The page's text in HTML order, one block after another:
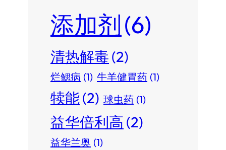
添加剂(6)
清热解毒(2)
烂鳃病 (1) 牛羊健胃药 (1)
犊能(2) 球虫药 (1)
益华倍利高(2)
益华兰奥 (1)